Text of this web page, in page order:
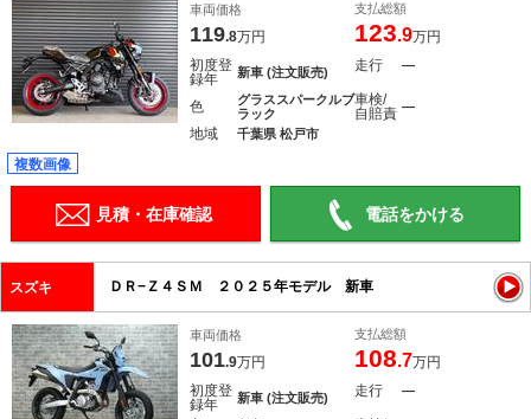
車両価格
119.8万円
支払総額
123.9万円
初度登
録年
新車 (注文販売) 走行 ―
色
グラススパークルブ
ラック
車検/
自賠責 ―
地域 千葉県 松戸市
複数画像
見積・在庫確認 電話をかける
スズキ ＤＲ−Ｚ４ＳＭ ２０２５年モデル 新車
車両価格
101.9万円
支払総額
108.7万円
初度登
録年
新車 (注文販売) 走行 ―